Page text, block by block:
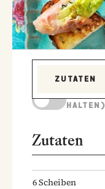
ZUTATEN
HALTEN)
Zutaten
6Scheiben